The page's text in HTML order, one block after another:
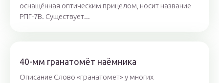
оснащённая оптическим прицелом, носит название
РПГ-7В. Существует...
40-мм гранатомёт наёмника
Описание Слово «гранатомет» у многих